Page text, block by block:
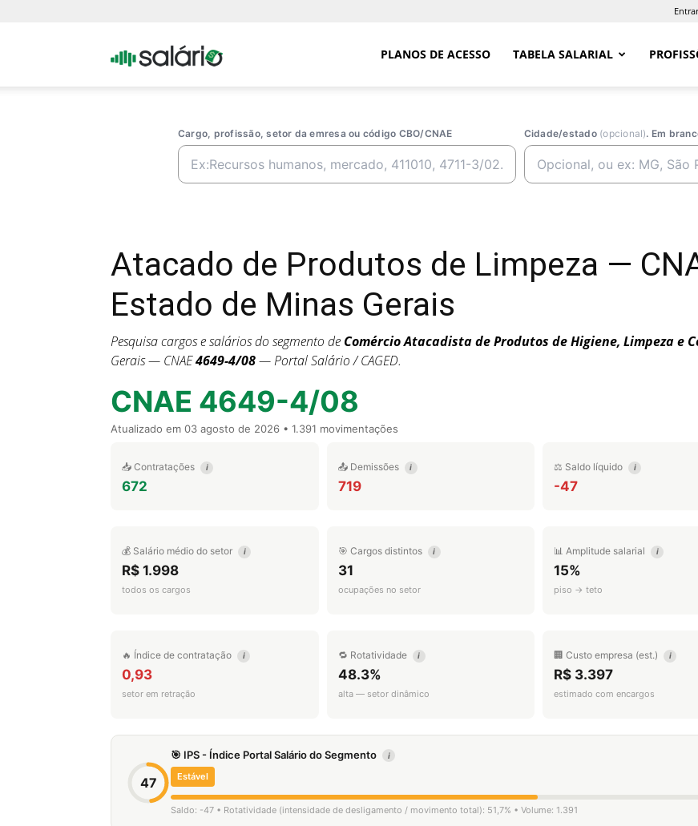
Entrar
Portal PLANOS DE ACESSO TABELA SALARIAL
Cargo, profissão, setor da emresa ou código CBO/CNAE Cidade/estado (opcional). Em
Atacado de Produtos de Limpeza —
Estado de Minas Gerais
Pesquisa cargos e salários do segmento de Comércio Atacadista de Produtos de Higiene, Limpeza e
Gerais — CNAE4649-4/08— Portal Salário / CAGED.
CNAE 4649-4/08
Atualizado em 03 agosto de 2026 • 1.391 movimentações
📥 Contratações i
672
📤 Demissões i
719
⚖️ Saldo líquido i
-47
💰 Salário médio do setor i
R$ 1.998
todos os cargos
🎯 Cargos distintos i
31
ocupações no setor
📊 Amplitude salarial i
15%
piso → teto
🔥 Índice de contratação i
0,93
setor em retração
🔁 Rotatividade i
48.3%
alta — setor dinâmico
🏢 Custo empresa (est.) i
R$ 3.397
estimado com encargos
47
🎯 IPS - Índice Portal Salário do Segmento i
Estável
Saldo: -47 • Rotatividade (intensidade de desligamento / movimento total): 51,7% • Volume: 1.391